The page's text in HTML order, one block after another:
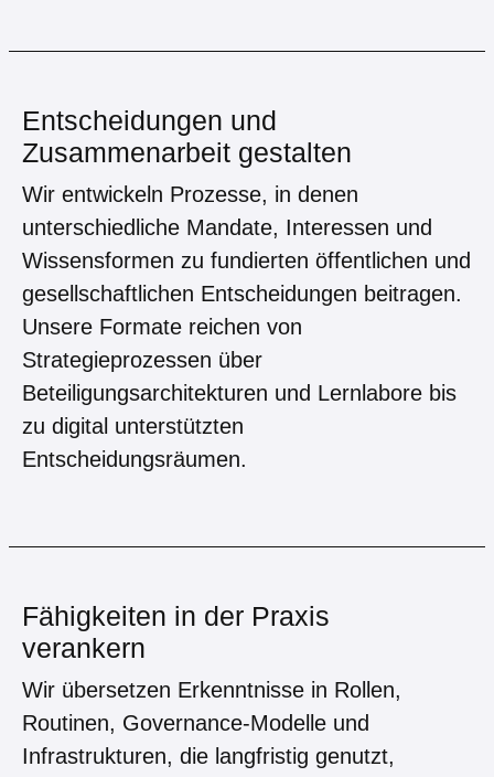
Entscheidungen und
Zusammenarbeit gestalten
Wir entwickeln Prozesse, in denen
unterschiedliche Mandate, Interessen und
Wissensformen zu fundierten öffentlichen und
gesellschaftlichen Entscheidungen beitragen.
Unsere Formate reichen von
Strategieprozessen über
Beteiligungsarchitekturen und Lernlabore bis
zu digital unterstützten
Entscheidungsräumen.
Fähigkeiten in der Praxis
verankern
Wir übersetzen Erkenntnisse in Rollen,
Routinen, Governance-Modelle und
Infrastrukturen, die langfristig genutzt,